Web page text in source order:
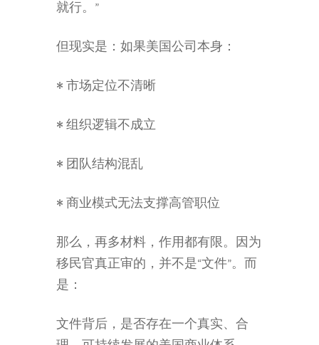
就行。”
但现实是：如果美国公司本身：
• 市场定位不清晰
• 组织逻辑不成立
• 团队结构混乱
• 商业模式无法支撑高管职位
那么，再多材料，作用都有限。因为
移民官真正审的，并不是“文件”。而
是：
文件背后，是否存在一个真实、合